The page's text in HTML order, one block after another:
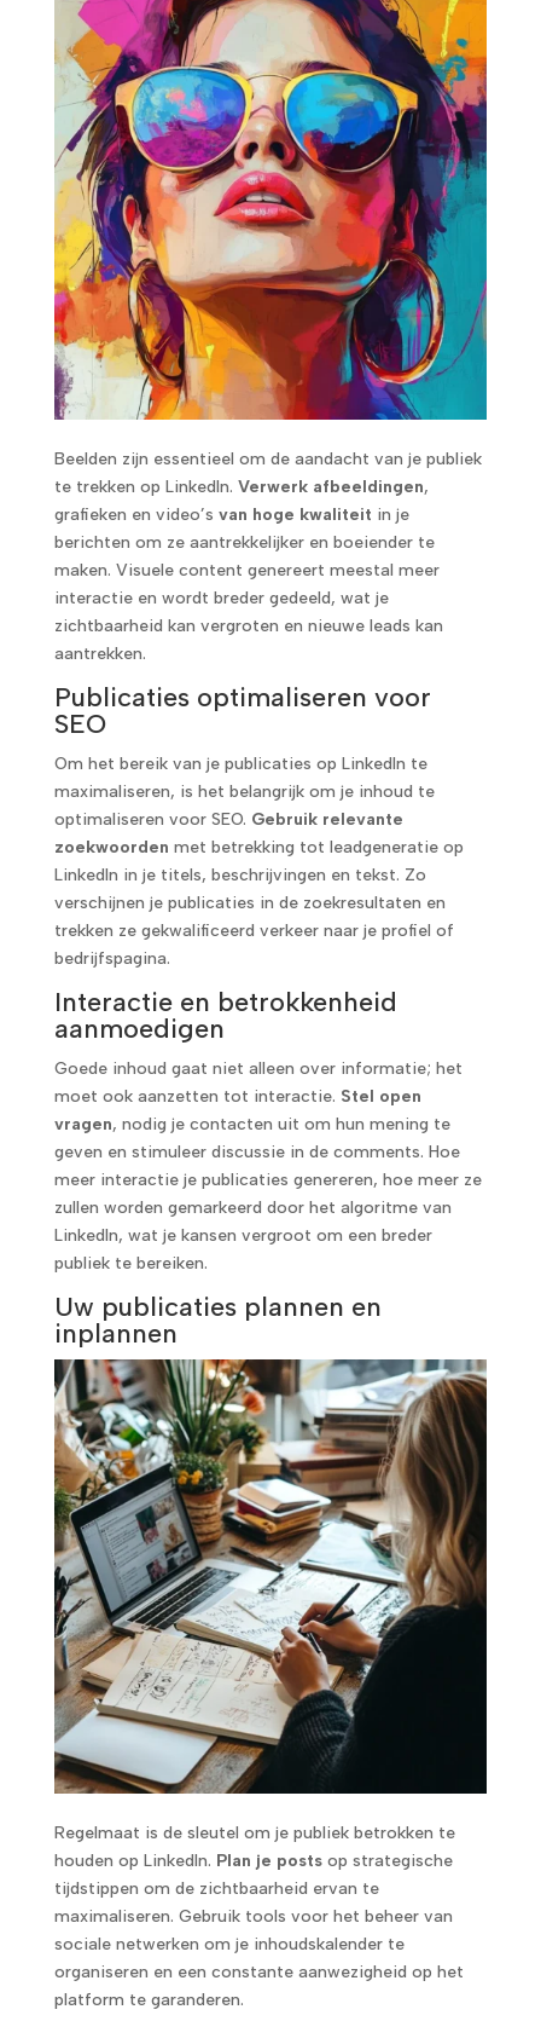
Beelden zijn essentieel om de aandacht van je publiek
te trekken op LinkedIn. Verwerk afbeeldingen,
grafieken en video’s van hoge kwaliteit in je
berichten om ze aantrekkelijker en boeiender te
maken. Visuele content genereert meestal meer
interactie en wordt breder gedeeld, wat je
zichtbaarheid kan vergroten en nieuwe leads kan
aantrekken.
Publicaties optimaliseren voor
SEO
Om het bereik van je publicaties op LinkedIn te
maximaliseren, is het belangrijk om je inhoud te
optimaliseren voor SEO. Gebruik relevante
zoekwoorden met betrekking tot leadgeneratie op
LinkedIn in je titels, beschrijvingen en tekst. Zo
verschijnen je publicaties in de zoekresultaten en
trekken ze gekwalificeerd verkeer naar je profiel of
bedrijfspagina.
Interactie en betrokkenheid
aanmoedigen
Goede inhoud gaat niet alleen over informatie; het
moet ook aanzetten tot interactie. Stel open
vragen, nodig je contacten uit om hun mening te
geven en stimuleer discussie in de comments. Hoe
meer interactie je publicaties genereren, hoe meer ze
zullen worden gemarkeerd door het algoritme van
LinkedIn, wat je kansen vergroot om een breder
publiek te bereiken.
Uw publicaties plannen en
inplannen
Regelmaat is de sleutel om je publiek betrokken te
houden op LinkedIn. Plan je postsop strategische
tijdstippen om de zichtbaarheid ervan te
maximaliseren. Gebruik tools voor het beheer van
sociale netwerken om je inhoudskalender te
organiseren en een constante aanwezigheid op het
platform te garanderen.